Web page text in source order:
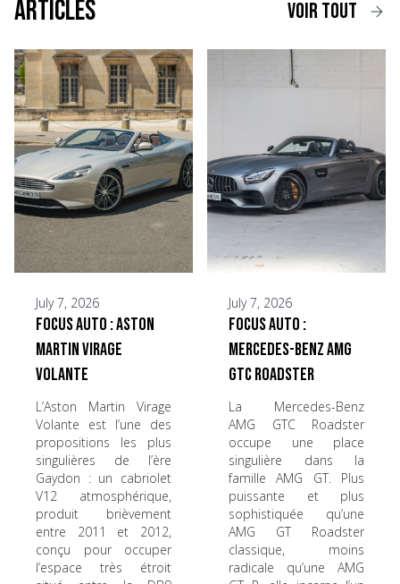
voir tout
Articles
July 7, 2026
Focus Auto : Aston
Martin Virage
Volante
L’Aston Martin Virage
Volante est l’une des
propositions les plus
singulières de l’ère
Gaydon : un cabriolet
V12 atmosphérique,
produit brièvement
entre 2011 et 2012,
conçu pour occuper
l’espace très étroit
July 7, 2026
Focus Auto :
Mercedes-Benz AMG
GTC Roadster
La Mercedes-Benz
AMG GTC Roadster
occupe une place
singulière dans la
famille AMG GT. Plus
puissante et plus
sophistiquée qu’une
AMG GT Roadster
classique, moins
radicale qu’une AMG